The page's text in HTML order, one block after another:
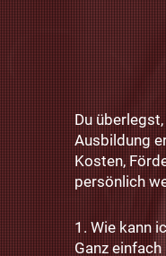
Du
Ausbildung
Kosten,
persönlich
1. Wie kann
Ganz